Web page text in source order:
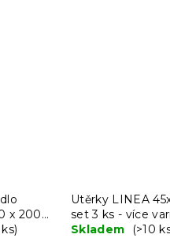
x 200
Utěrky LINEA
set 3 ks - více
Skladem
(>10